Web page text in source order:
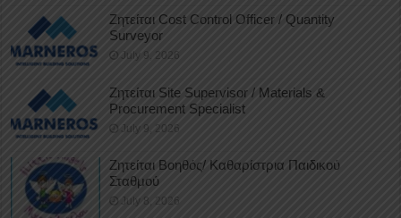
Ζητείται Cost Control Officer / Quantity
Surveyor
July 9, 2026
Ζητείται Site Supervisor / Materials &
Procurement Specialist
July 9, 2026
Ζητείται Βοηθός/ Καθαρίστρια Παιδικού
Σταθμού
July 8, 2026